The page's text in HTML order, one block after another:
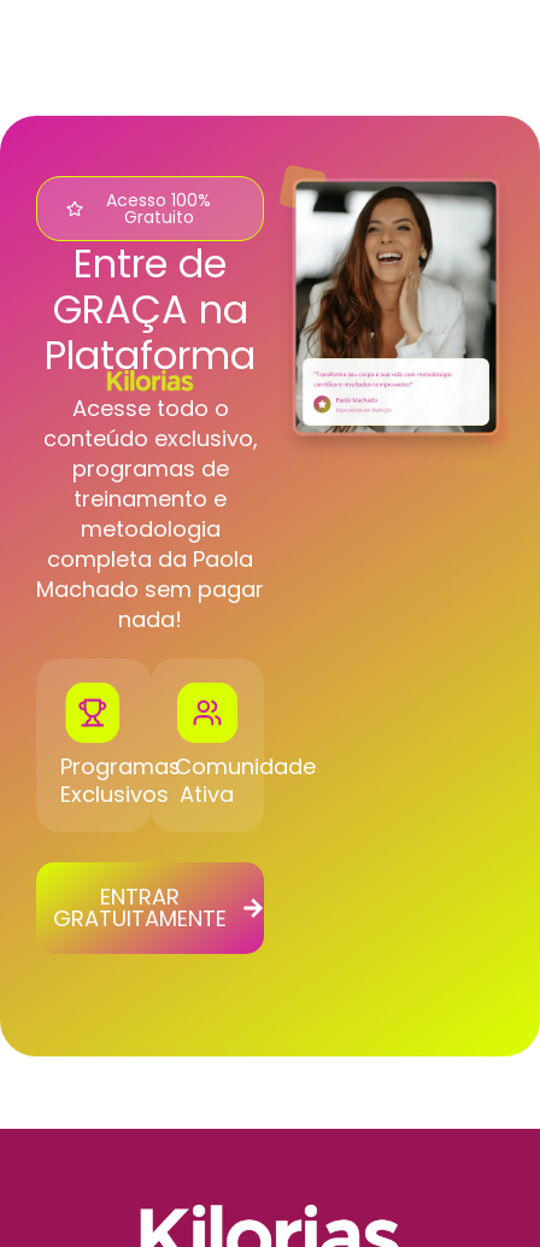
Acesso 100%
Gratuito
Entre de
GRAÇA na
Plataforma
Acesse todo o
conteúdo exclusivo,
programas de
treinamento e
metodologia
completa da Paola
Machado sem pagar
nada!
Programas
Exclusivos
Comunidade
Ativa
ENTRAR
GRATUITAMENTE